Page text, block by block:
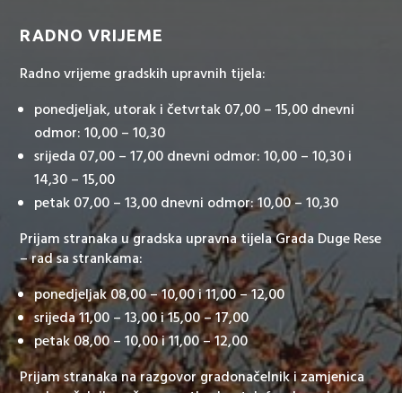
RADNO VRIJEME
Radno vrijeme gradskih upravnih tijela:
ponedjeljak, utorak i četvrtak 07,00 – 15,00 dnevni
odmor: 10,00 – 10,30
srijeda 07,00 – 17,00 dnevni odmor: 10,00 – 10,30 i
14,30 – 15,00
petak 07,00 – 13,00 dnevni odmor: 10,00 – 10,30
Prijam stranaka u gradska upravna tijela Grada Duge Rese
– rad sa strankama:
ponedjeljak 08,00 – 10,00 i 11,00 – 12,00
srijeda 11,00 – 13,00 i 15,00 – 17,00
petak 08,00 – 10,00 i 11,00 – 12,00
Prijam stranaka na razgovor gradonačelnik i zamjenica